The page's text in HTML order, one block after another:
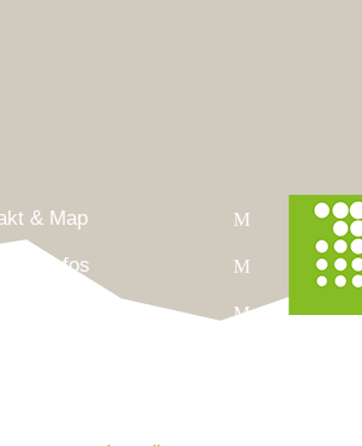
& Map
Infos